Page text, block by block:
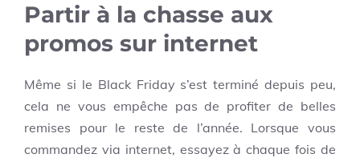
Partir à la chasse aux
promos sur internet
Même si le Black Friday s’est terminé depuis peu,
cela ne vous empêche pas de profiter de belles
remises pour le reste de l’année. Lorsque vous
commandez via internet, essayez à chaque fois de